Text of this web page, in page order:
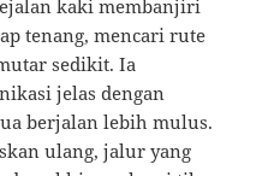
kaki membanjiri
tenang, mencari rute
sedikit. Ia
jelas dengan
berjalan lebih mulus.
ulang, jalur yang